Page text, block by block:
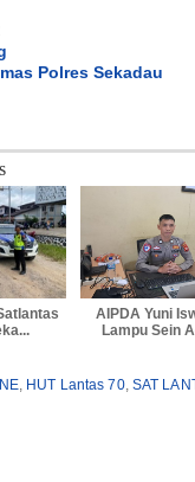
Polres Sekadau
AIPDA Yuni
Lampu Sein
, HUT Lantas 70, SAT